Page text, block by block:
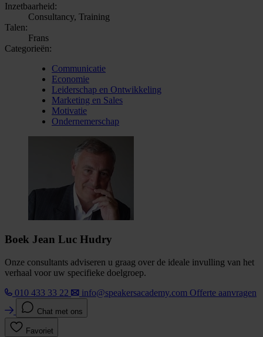
Inzetbaarheid:
Consultancy, Training
Talen:
Frans
Categorieën:
Communicatie
Economie
Leiderschap en Ontwikkeling
Marketing en Sales
Motivatie
Ondernemerschap
Boek Jean Luc Hudry
Onze consultants adviseren u graag over de ideale invulling van het
verhaal voor uw specifieke doelgroep.
010 433 33 22
info@speakersacademy.com Offerte aanvragen
Chat met ons
Favoriet